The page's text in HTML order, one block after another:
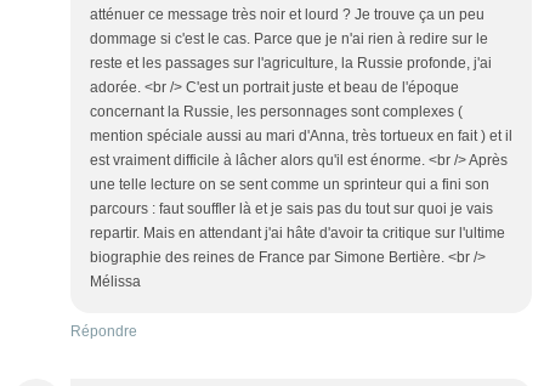
atténuer ce message très noir et lourd ? Je trouve ça un peu
dommage si c'est le cas. Parce que je n'ai rien à redire sur le
reste et les passages sur l'agriculture, la Russie profonde, j'ai
adorée. <br /> C'est un portrait juste et beau de l'époque
concernant la Russie, les personnages sont complexes (
mention spéciale aussi au mari d'Anna, très tortueux en fait ) et il
est vraiment difficile à lâcher alors qu'il est énorme. <br /> Après
une telle lecture on se sent comme un sprinteur qui a fini son
parcours : faut souffler là et je sais pas du tout sur quoi je vais
repartir. Mais en attendant j'ai hâte d'avoir ta critique sur l'ultime
biographie des reines de France par Simone Bertière. <br />
Mélissa
Répondre